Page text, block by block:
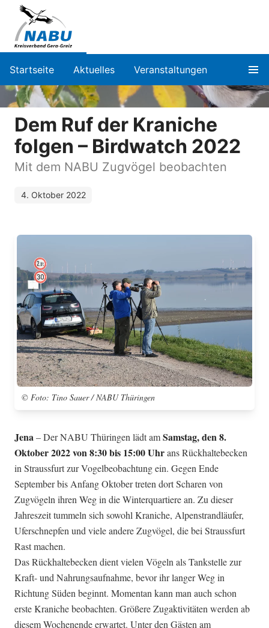
Startseite Aktuelles Veranstaltungen
Dem Ruf der Kraniche
folgen – Birdwatch 2022
Mit dem NABU Zugvögel beobachten
4. Oktober 2022
© Foto: Tino Sauer / NABU Thüringen
Jena– Der NABU Thüringen lädt amSamstag, den 8.
Oktober 2022 von 8:30 bis 15:00 Uhrans Rückhaltebecken
in Straussfurt zur Vogelbeobachtung ein. Gegen Ende
September bis Anfang Oktober treten dort Scharen von
Zugvögeln ihren Weg in die Winterquartiere an. Zu dieser
Jahreszeit tummeln sich sowohl Kraniche, Alpenstrandläufer,
Uferschnepfen und viele andere Zugvögel, die bei Straussfurt
Rast machen.
Das Rückhaltebecken dient vielen Vögeln als Tankstelle zur
Kraft- und Nahrungsaufnahme, bevor ihr langer Weg in
Richtung Süden beginnt. Momentan kann man auch schon
erste Kraniche beobachten. Größere Zugaktivitäten werden ab
diesem Wochenende erwartet. Unter den Gästen am